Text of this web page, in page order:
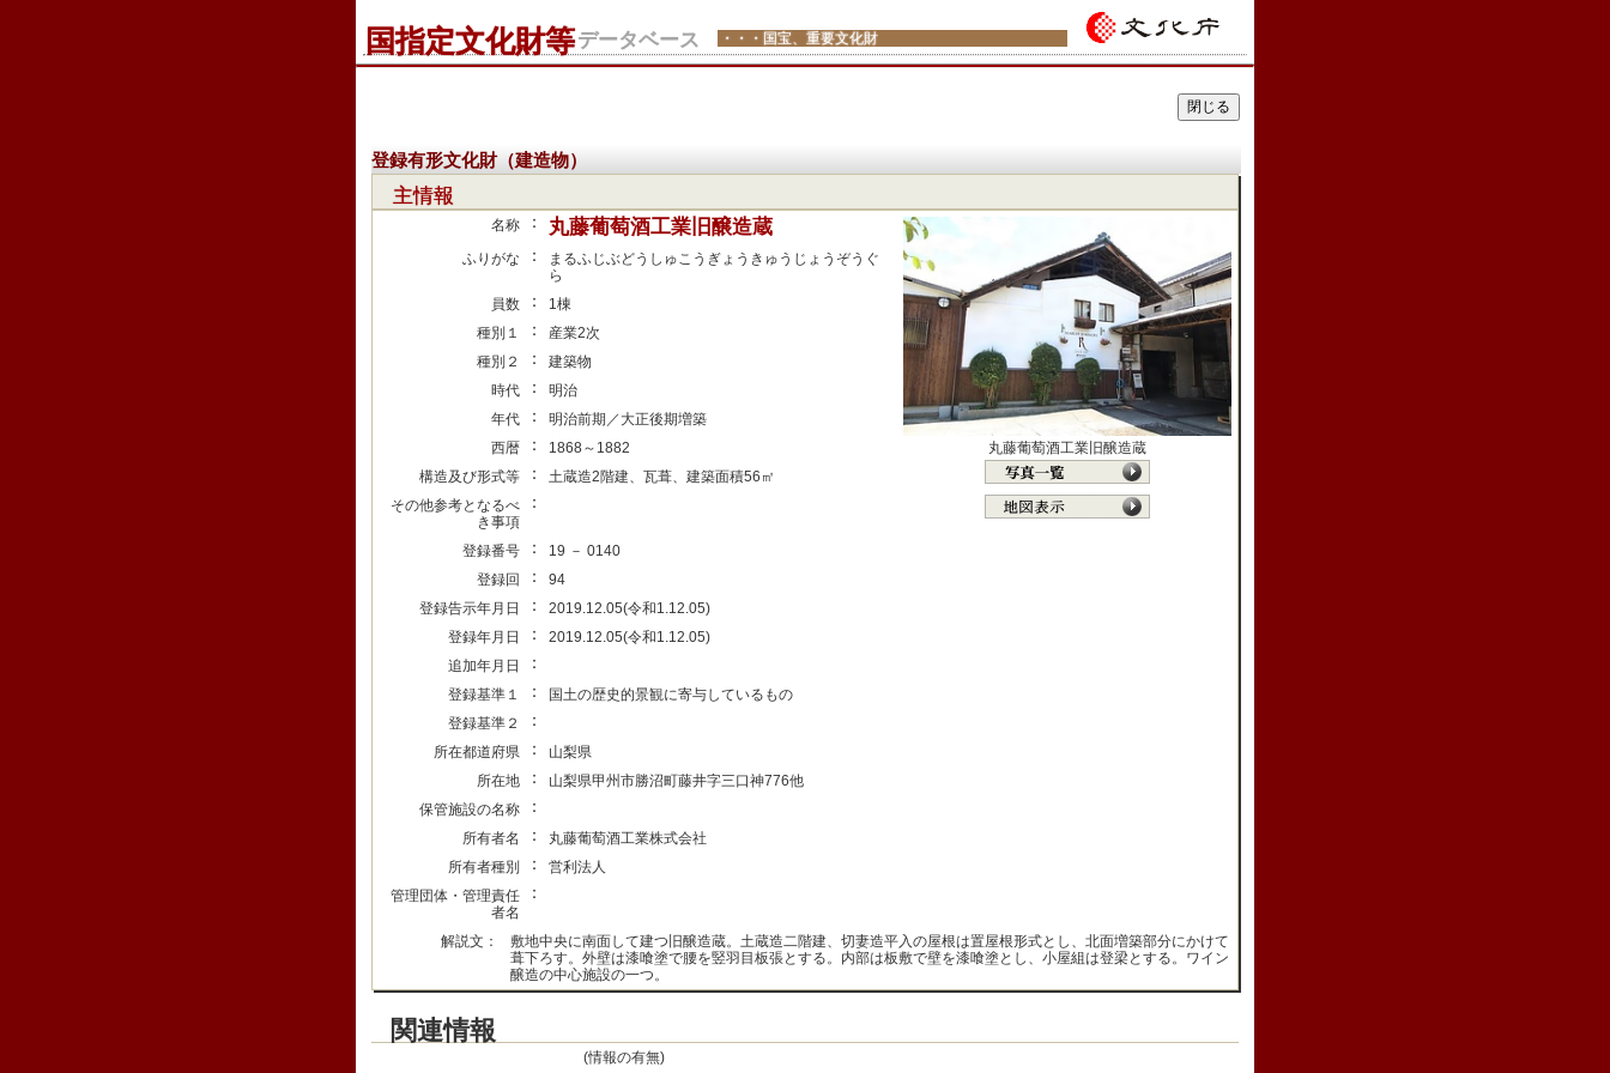
国指定文化財等データベース ・・・国宝、重要文化財
登録有形文化財（建造物）
主情報
名称 ： 丸藤葡萄酒工業旧醸造蔵
ふりがな ：
まるふじぶどうしゅこうぎょうきゅうじょうぞうぐ
ら
員数
：
1棟
種別１
：
産業2次
種別２
：
建築物
時代
：
明治
年代
：
明治前期／大正後期増築
西暦
：
1868～1882
構造及び形式等
：
土蔵造2階建、瓦葺、建築面積56㎡
その他参考となるべ
き事項
：
登録番号 ：
19 － 0140
登録回
：
94
登録告示年月日
：
2019.12.05(令和1.12.05)
登録年月日
：
2019.12.05(令和1.12.05)
追加年月日
：
登録基準１ ：
国土の歴史的景観に寄与しているもの
登録基準２
：
所在都道府県 ：
山梨県
所在地
：
山梨県甲州市勝沼町藤井字三口神776他
保管施設の名称
：
所有者名 ：
丸藤葡萄酒工業株式会社
所有者種別
：
営利法人
管理団体・管理責任
者名
：
丸藤葡萄酒工業旧醸造蔵
解説文：
敷地中央に南面して建つ旧醸造蔵。土蔵造二階建、切妻造平入の屋根は置屋根形式とし、北面増築部分にかけて
葺下ろす。外壁は漆喰塗で腰を竪羽目板張とする。内部は板敷で壁を漆喰塗とし、小屋組は登梁とする。ワイン
醸造の中心施設の一つ。
関連情報
(情報の有無)